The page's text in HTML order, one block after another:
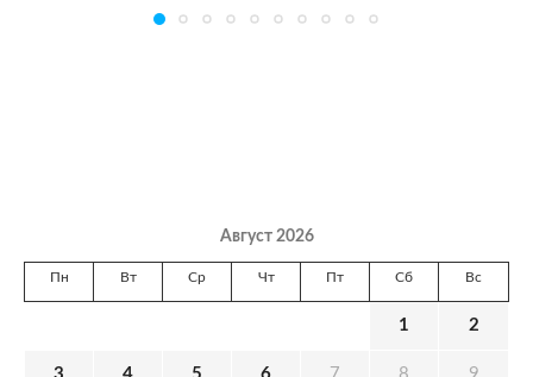
Август 2026
Пн Вт Ср Чт Пт Сб Вс
1 2